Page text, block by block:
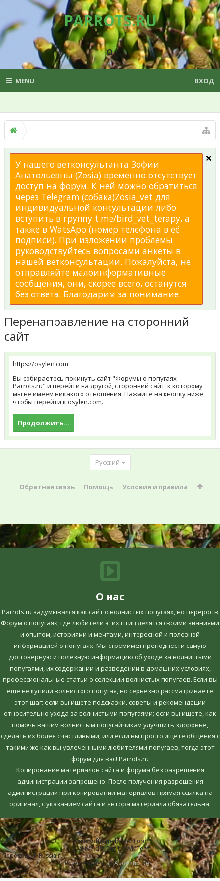
PARROTS.RU
MENU ВХОД
У нашего ветконсультанта Зофии
Анатольевны (Zosia) временно отсутствует
доступ на форум. К ней можно обратиться
через Telegram (собака)Zosia_vet для
индивидуальной консультации либо
вступить в группу t.me/bird_vet_terapy, а
также в WatsApp (номер телефона в её
подписи). При изложении проблемы
руководствуйтесь вопросами анкеты в
нашей ветконсультации. Пожалуйста, не
отправляйте малоинформативные
сообщения, они, скорее всего, останутся
без ответа. Благодарим за понимание.
Перенаправление на сторонний
сайт
https://osylen.com
Вы собираетесь покинуть сайт "Форумы о попугаях
Parrots.ru" и перейти на другой, сторонний сайт, к которому
мы не имеем никакого отношения. Нажмите на кнопку ниже,
чтобы перейти к osylen.com.
Продолжить...
Русский
Обратная связь Помощь Условия и правила
О нас
Parrots.ru задумывался как сайт о волнистых попугаях, но перерос в
Форум о попугаях, где любители этих птиц делятся своими знаниями
и опытом, историями и мечтами, интересной и полезной
информацией о попугаях. Мы стремимся преподнести самую
достоверную и полезную информацию об уходе за волнистыми
попугаями, их содержании и разведении в домашних условиях,
профессиональные статьи о селекции волнистых попугаев. Если вы
еще не купили волнистого попугая, но серьезно рассматриваете
этот шаг; если вы ищете подсказки, советы и рекомендации
относительно ухода за волнистыми попугаями; если вы ищете, как
помочь вашим волнистым попугайчикам улучшить здоровье,
сделать их более счастливыми; или если вы просто ищете общения с
такими же как вы увлеченными любителями попугаев, тогда этот
форум для вас! Parrots.ru
Копирование материалов сайта и форума без разрешения
администрации запрещено. После получения разрешения
администрации при копировании материалов прямая ссылка на
оригинал, c указанием сайта и автора материала обязательна.
Forum software by XenForo™
Quality Add-Ons by WMTech
Перевод:XF-Russia.ru
Theme designed byAudentio Design.